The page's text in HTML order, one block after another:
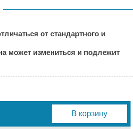
от стандартного и
может измениться и подлежит
В корзину